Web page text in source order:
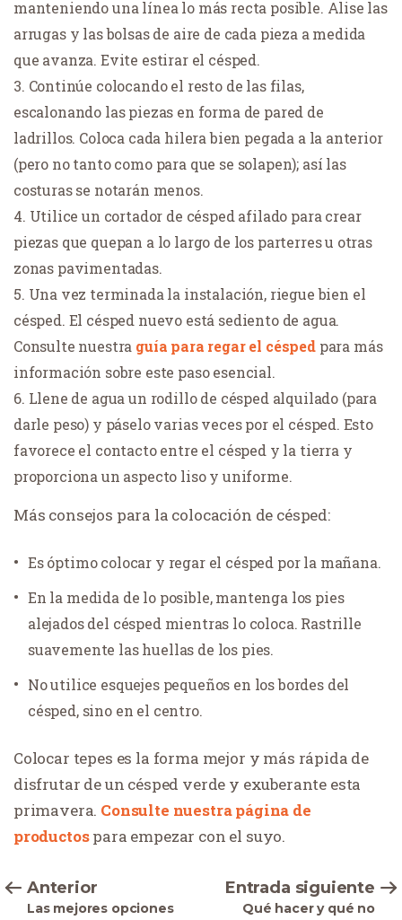
manteniendo una línea lo más recta posible. Alise las
arrugas y las bolsas de aire de cada pieza a medida
que avanza. Evite estirar el césped.
Continúe colocando el resto de las filas,
escalonando las piezas en forma de pared de
ladrillos. Coloca cada hilera bien pegada a la anterior
(pero no tanto como para que se solapen); así las
costuras se notarán menos.
Utilice un cortador de césped afilado para crear
piezas que quepan a lo largo de los parterres u otras
zonas pavimentadas.
Una vez terminada la instalación, riegue bien el
césped. El césped nuevo está sediento de agua.
Consulte nuestra guía para regar el céspedpara más
información sobre este paso esencial.
Llene de agua un rodillo de césped alquilado (para
darle peso) y páselo varias veces por el césped. Esto
favorece el contacto entre el césped y la tierra y
proporciona un aspecto liso y uniforme.
Más consejos para la colocación de césped:
Es óptimo colocar y regar el césped por la mañana.
En la medida de lo posible, mantenga los pies
alejados del césped mientras lo coloca. Rastrille
suavemente las huellas de los pies.
No utilice esquejes pequeños en los bordes del
césped, sino en el centro.
Colocar tepes es la forma mejor y más rápida de
disfrutar de un césped verde y exuberante esta
primavera. Consulte nuestra página de
productospara empezar con el suyo.
Anterior
Las mejores opciones
Entrada siguiente
Qué hacer y qué no